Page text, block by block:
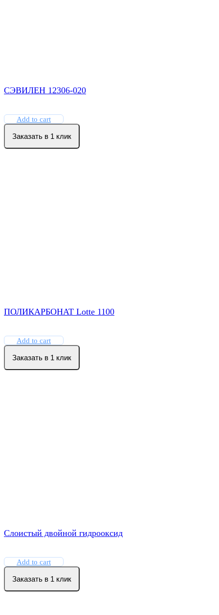
СЭВИЛЕН 12306-020
Add to cart
Заказать в 1 клик
ПОЛИКАРБОНАТ Lotte 1100
Add to cart
Заказать в 1 клик
Слоистый двойной гидрооксид
Add to cart
Заказать в 1 клик